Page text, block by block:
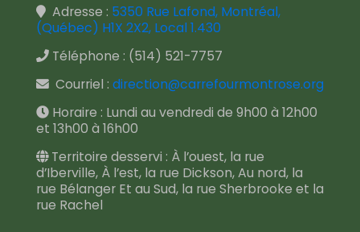
Adresse : 5350 Rue Lafond, Montréal,
(Québec) H1X 2X2, Local 1.430
Téléphone : (514) 521-7757
Courriel : direction@carrefourmontrose.org
Horaire : Lundi au vendredi de 9h00 à 12h00
et 13h00 à 16h00
Territoire desservi : À l’ouest, la rue
d’Iberville, À l’est, la rue Dickson, Au nord, la
rue Bélanger Et au Sud, la rue Sherbrooke et la
rue Rachel